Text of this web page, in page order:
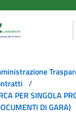
/
PER SINGOLA
DI GARA)